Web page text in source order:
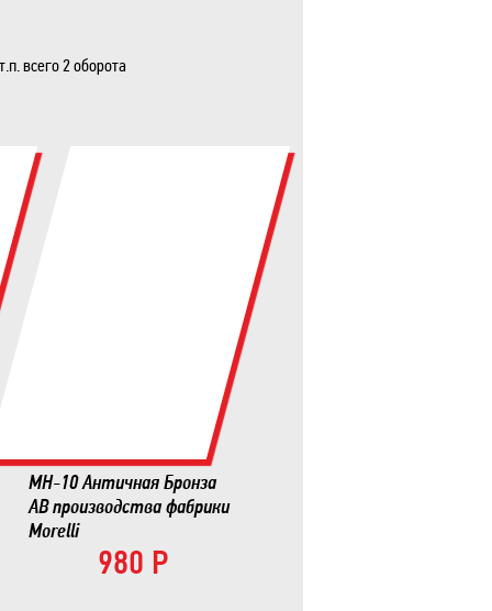
всего 2 оборота
MH-10 Античная Бронза
AB производства фабрики
Morelli
980 Р